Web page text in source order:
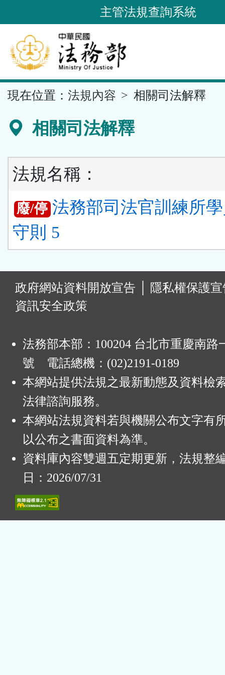
到
要
內
容
區
主管法規查詢系統
現在位置： 法規內容 相關司法解釋
相關司法解釋
法規名稱：
廢/停 法務部司法官訓練所
守則 5
政府網站資料開放宣告
隱私權保護
資訊安全政策
法務部本部：100204 台北市重慶南路
號 電話總機：(02)2191-0189
本網站提供法規之最新動態及資料檢
法律諮詢服務。
本網站法規資料若與機關公布文字有
以公布之書面資料為準。
資料庫內容雙週五定期更新，法規整
日：2026/07/31